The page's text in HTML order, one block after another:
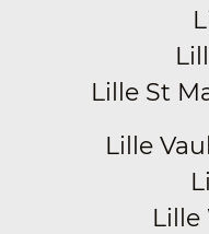
Lille St
Lille
Lille